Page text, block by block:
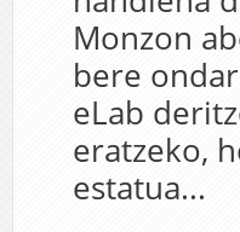
Monzon
bere
eLab
eratzeko,
estatua...